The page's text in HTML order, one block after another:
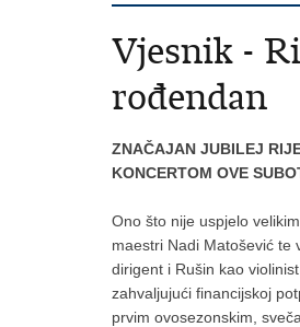
Vjesnik -
rođendan
ZNAČAJAN JUBILEJ
KONCERTOM OVE
Ono što nije uspjelo
maestri Nadi Matošević te
dirigent i Rušin kao
zahvaljujući financijskoj
prvim ovosezonskim,